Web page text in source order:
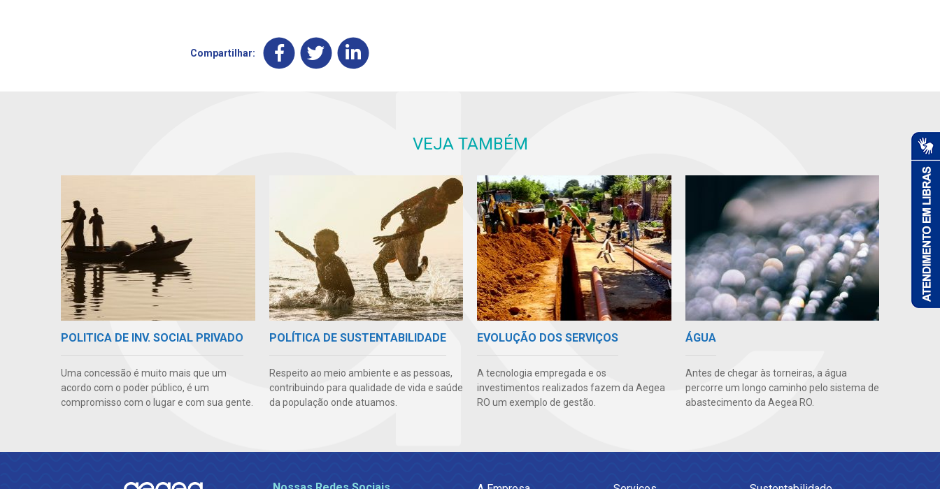
Compartilhar:
VEJA TAMBÉM
POLITICA DE INV. SOCIAL PRIVADO
Uma concessão é muito mais que um
acordo com o poder público, é um
compromisso com o lugar e com sua gente.
POLÍTICA DE SUSTENTABILIDADE
Respeito ao meio ambiente e as pessoas,
contribuindo para qualidade de vida e saúde
da população onde atuamos.
EVOLUÇÃO DOS SERVIÇOS
A tecnologia empregada e os
investimentos realizados fazem da Aegea
RO um exemplo de gestão.
ÁGUA
Antes de chegar às torneiras, a água
percorre um longo caminho pelo sistema de
abastecimento da Aegea RO.